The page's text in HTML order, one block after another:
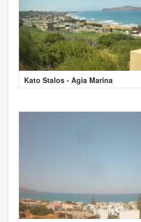
Kato Stalos - Agia Marina